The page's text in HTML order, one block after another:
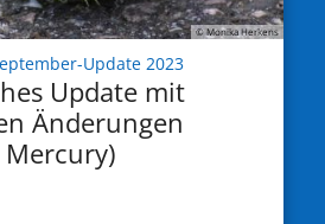
© Monika Herkens
Update 2023:
Update mit
Änderungen